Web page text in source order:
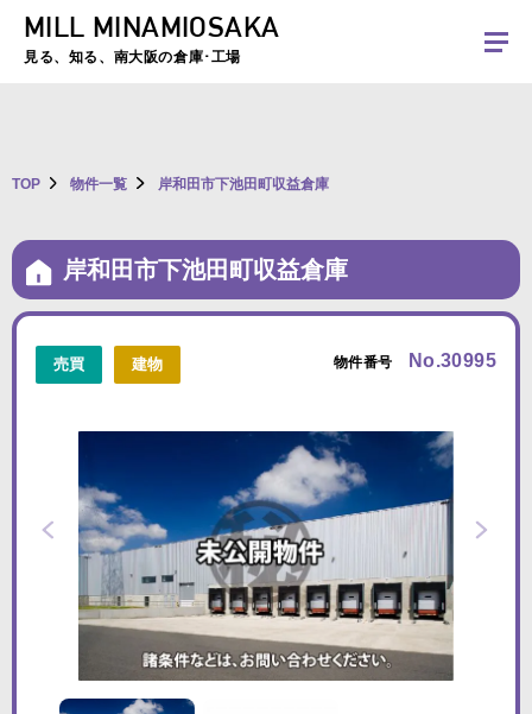
夏季休暇のお知らせ：2026年8月8日(土)～8月16日(日)まで休業とさせていた
MILL MINAMIOSAKA
見る、知る、南大阪の倉庫･工場
TOP 物件一覧 岸和田市下池田町収益倉庫
岸和田市下池田町収益倉庫
売買 建物 物件番号 No.30995